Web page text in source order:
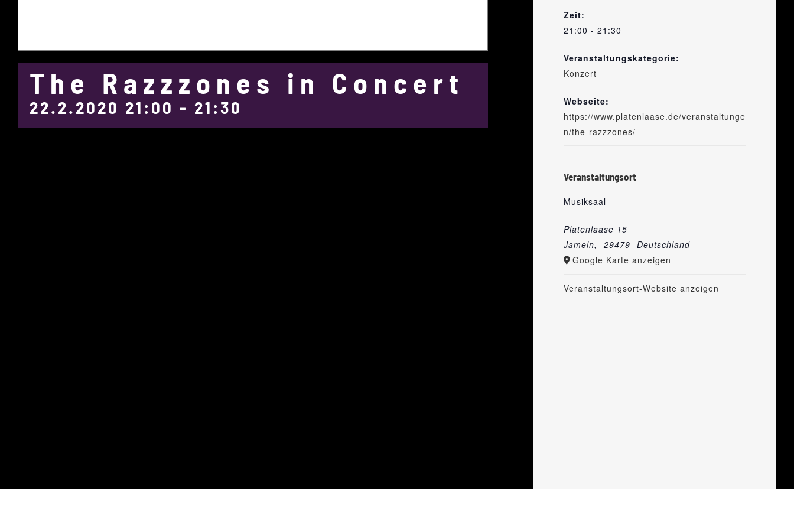
The Razzzones in Concert
22.2.2020 21:00 - 21:30
Zeit:
21:00 - 21:30
Veranstaltungskategorie:
Konzert
Webseite:
https://www.platenlaase.de/veranstaltunge
n/the-razzzones/
Veranstaltungsort
Musiksaal
Platenlaase 15
Jameln, 29479 Deutschland
Google Karte anzeigen
Veranstaltungsort-Website anzeigen